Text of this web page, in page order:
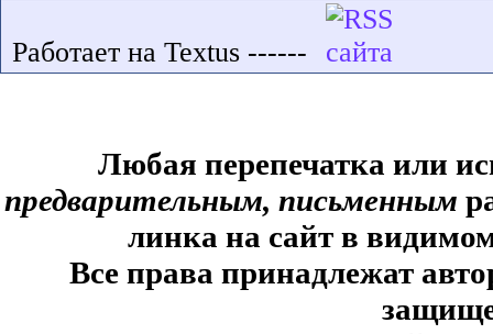
Работает на Textus ------
Любая перепечатка или
предварительным, письменным
линка на сайт в
Все права принадлежат